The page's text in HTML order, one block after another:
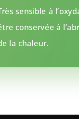
sensible à
conservée à
la chaleur.